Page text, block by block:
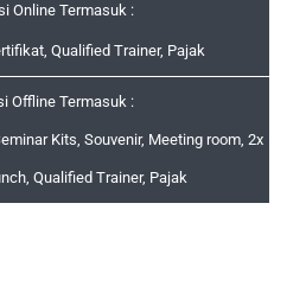
Online Termasuk :
Qualified Trainer, Pajak
Offline Termasuk :
Kits, Souvenir, Meeting room, 2x
Qualified Trainer, Pajak